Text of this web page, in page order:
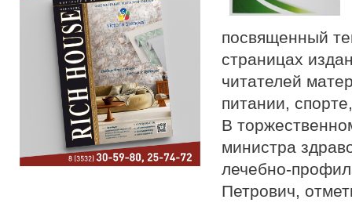
посвященный
страницах
читателей
питании,
В
министра
лечебно-
Петрович,